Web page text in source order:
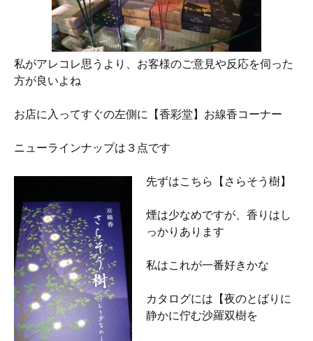
私がアレコレ思うより、お客様のご意見や反応を伺った
方が良いよね
お店に入ってすぐの左側に【香彩堂】お線香コーナー
ニューラインナップは３点です
先ずはこちら【さらそう樹】
煙は少なめですが、香りはし
っかりあります
私はこれが一番好きかな
カタログには【夜のとばりに
静かに佇む沙羅双樹を